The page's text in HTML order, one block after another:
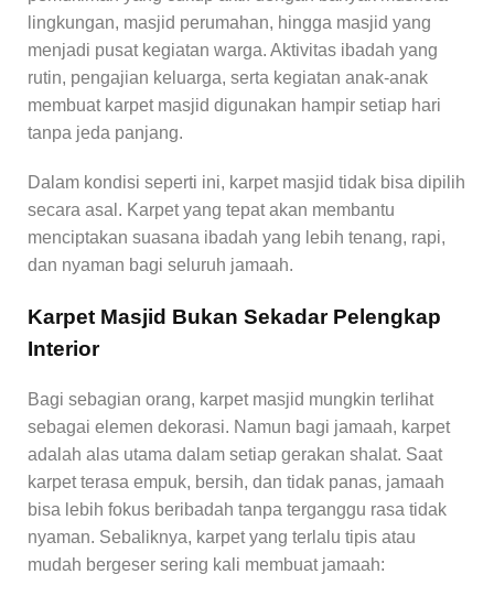
lingkungan, masjid perumahan, hingga masjid yang
menjadi pusat kegiatan warga. Aktivitas ibadah yang
rutin, pengajian keluarga, serta kegiatan anak-anak
membuat karpet masjid digunakan hampir setiap hari
tanpa jeda panjang.
Dalam kondisi seperti ini, karpet masjid tidak bisa dipilih
secara asal. Karpet yang tepat akan membantu
menciptakan suasana ibadah yang lebih tenang, rapi,
dan nyaman bagi seluruh jamaah.
Karpet Masjid Bukan Sekadar Pelengkap
Interior
Bagi sebagian orang, karpet masjid mungkin terlihat
sebagai elemen dekorasi. Namun bagi jamaah, karpet
adalah alas utama dalam setiap gerakan shalat. Saat
karpet terasa empuk, bersih, dan tidak panas, jamaah
bisa lebih fokus beribadah tanpa terganggu rasa tidak
nyaman. Sebaliknya, karpet yang terlalu tipis atau
mudah bergeser sering kali membuat jamaah: